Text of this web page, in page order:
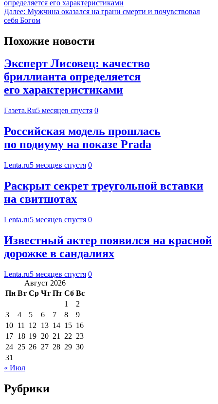
определяется его характеристиками
Далее: Мужчина оказался на грани смерти и почувствовал
себя Богом
Похожие новости
Эксперт Лисовец: качество
бриллианта определяется
его характеристиками
Газета.Ru5 месяцев спустя 0
Российская модель прошлась
по подиуму на показе Prada
Lenta.ru5 месяцев спустя 0
Раскрыт секрет треугольной вставки
на свитшотах
Lenta.ru5 месяцев спустя 0
Известный актер появился на красной
дорожке в сандалиях
Lenta.ru5 месяцев спустя 0
Август 2026
Пн Вт Ср Чт Пт Сб Вс
1
2
3
4 5 6 7 8
9
10 11 12 13 14 15 16
17 18 19 20 21 22 23
24 25 26 27 28 29 30
31
« Июл
Рубрики